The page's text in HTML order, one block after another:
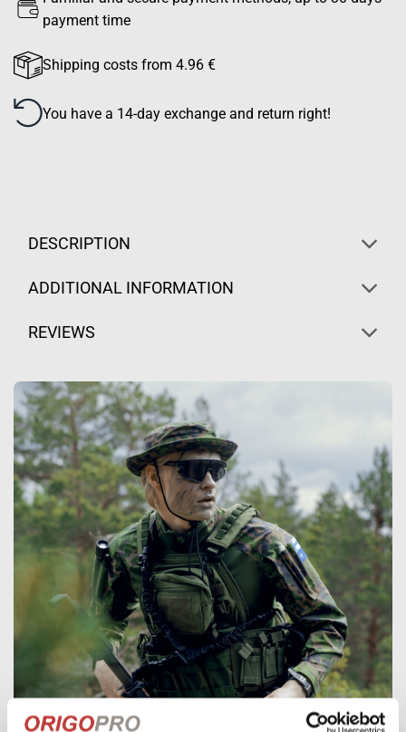
payment time
Shipping costs from 4.96 €
You have a 14-day exchange and return right!
DESCRIPTION
ADDITIONAL INFORMATION
REVIEWS